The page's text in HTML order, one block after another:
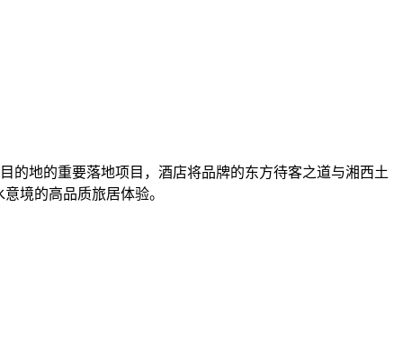
的地的重要落地项目，酒店将品牌的东方待客之道与湘西土
境的高品质旅居体验。